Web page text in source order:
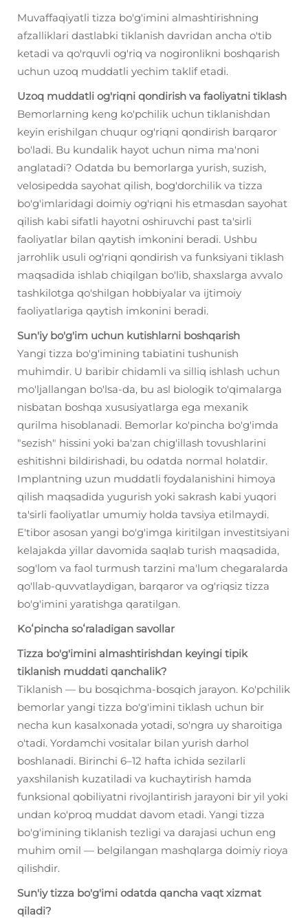
Muvaffaqiyatli tizza bo'g'imini almashtirishning
afzalliklari dastlabki tiklanish davridan ancha o'tib
ketadi va qo'rquvli og'riq va nogironlikni boshqarish
uchun uzoq muddatli yechim taklif etadi.
Uzoq muddatli og'riqni qondirish va faoliyatni tiklash
Bemorlarning keng ko'pchilik uchun tiklanishdan
keyin erishilgan chuqur og'riqni qondirish barqaror
bo'ladi. Bu kundalik hayot uchun nima ma'noni
anglatadi? Odatda bu bemorlarga yurish, suzish,
velosipedda sayohat qilish, bog'dorchilik va tizza
bo'g'imlaridagi doimiy og'riqni his etmasdan sayohat
qilish kabi sifatli hayotni oshiruvchi past ta'sirli
faoliyatlar bilan qaytish imkonini beradi. Ushbu
jarrohlik usuli og'riqni qondirish va funksiyani tiklash
maqsadida ishlab chiqilgan bo'lib, shaxslarga avvalo
tashkilotga qo'shilgan hobbiyalar va ijtimoiy
faoliyatlariga qaytish imkonini beradi.
Sun'iy bo'g'im uchun kutishlarni boshqarish
Yangi tizza bo'g'imining tabiatini tushunish
muhimdir. U baribir chidamli va silliq ishlash uchun
mo'ljallangan bo'lsa-da, bu asl biologik to'qimalarga
nisbatan boshqa xususiyatlarga ega mexanik
qurilma hisoblanadi. Bemorlar ko'pincha bo'g'imda
"sezish" hissini yoki ba'zan chig'illash tovushlarini
eshitishni bildirishadi, bu odatda normal holatdir.
Implantning uzun muddatli foydalanishini himoya
qilish maqsadida yugurish yoki sakrash kabi yuqori
ta'sirli faoliyatlar umumiy holda tavsiya etilmaydi.
E'tibor asosan yangi bo'g'imga kiritilgan investitsiyani
kelajakda yillar davomida saqlab turish maqsadida,
sog'lom va faol turmush tarzini ma'lum chegaralarda
qo'llab-quvvatlaydigan, barqaror va og'riqsiz tizza
bo'g'imini yaratishga qaratilgan.
Koʻpincha soʻraladigan savollar
Tizza bo'g'imini almashtirishdan keyingi tipik
tiklanish muddati qanchalik?
Tiklanish — bu bosqichma-bosqich jarayon. Ko'pchilik
bemorlar yangi tizza bo'g'imini tiklash uchun bir
necha kun kasalxonada yotadi, so'ngra uy sharoitiga
o'tadi. Yordamchi vositalar bilan yurish darhol
boshlanadi. Birinchi 6–12 hafta ichida sezilarli
yaxshilanish kuzatiladi va kuchaytirish hamda
funksional qobiliyatni rivojlantirish jarayoni bir yil yoki
undan ko'proq muddat davom etadi. Yangi tizza
bo'g'imining tiklanish tezligi va darajasi uchun eng
muhim omil — belgilangan mashqlarga doimiy rioya
qilishdir.
Sun'iy tizza bo'g'imi odatda qancha vaqt xizmat
qiladi?